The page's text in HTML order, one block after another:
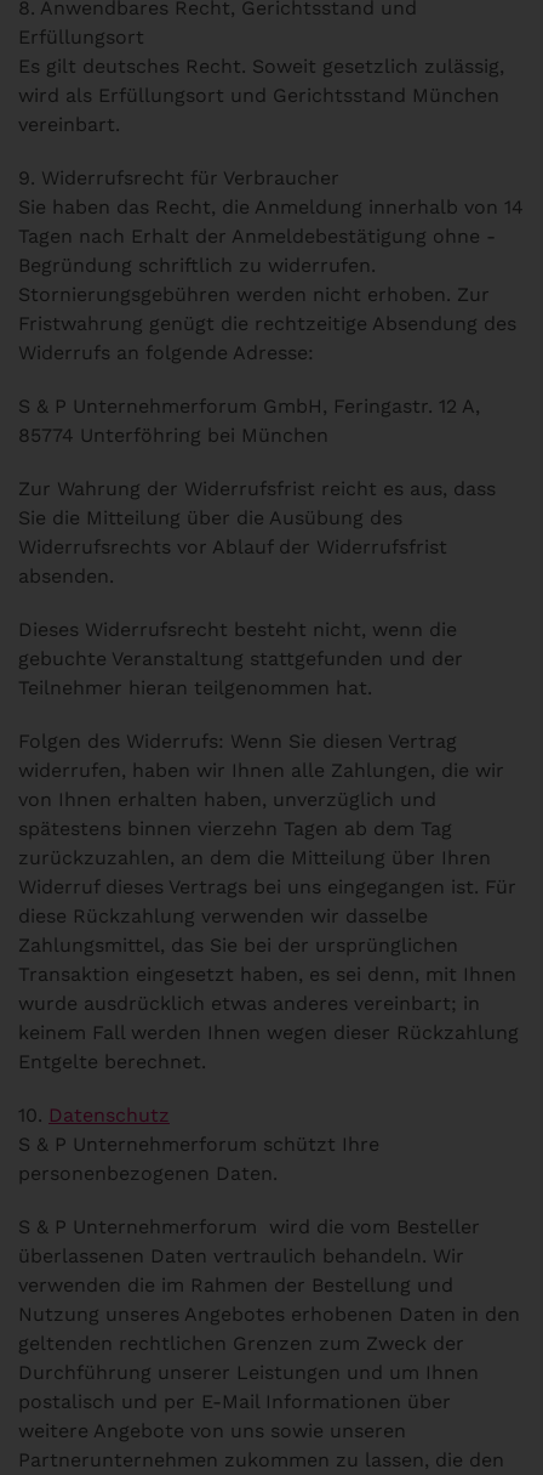
8. Anwendbares Recht, Gerichtsstand und
Erfüllungsort
Es gilt deutsches Recht. Soweit gesetzlich zulässig,
wird als Erfüllungsort und Gerichtsstand München
vereinbart.
9. Widerrufsrecht für Verbraucher
Sie haben das Recht, die Anmeldung innerhalb von 14
Tagen nach Erhalt der Anmeldebestätigung ohne ­
Begründung schriftlich zu widerrufen.
Stornierungsgebühren werden nicht erhoben. Zur
Fristwahrung genügt die rechtzeitige Absendung des
Widerrufs an folgende Adresse:
S & P Unternehmerforum GmbH, Feringastr. 12 A,
85774 Unterföhring bei München
Zur Wahrung der Widerrufsfrist reicht es aus, dass
Sie die Mitteilung über die Ausübung des
Widerrufsrechts vor Ablauf der Widerrufsfrist
absenden.
Dieses Widerrufsrecht besteht nicht, wenn die
gebuchte Veranstaltung stattgefunden und der
Teilnehmer hieran teilgenommen hat.
Folgen des Widerrufs: Wenn Sie diesen Vertrag
widerrufen, haben wir Ihnen alle Zahlungen, die wir
von Ihnen erhalten haben, unverzüglich und
spätestens binnen vierzehn Tagen ab dem Tag
zurückzuzahlen, an dem die Mitteilung über Ihren
Widerruf dieses Vertrags bei uns eingegangen ist. Für
diese Rückzahlung verwenden wir dasselbe
Zahlungsmittel, das Sie bei der ursprünglichen
Transaktion eingesetzt haben, es sei denn, mit Ihnen
wurde ausdrücklich etwas anderes vereinbart; in
keinem Fall werden Ihnen wegen dieser Rückzahlung
Entgelte berechnet.
10. Datenschutz
S & P Unternehmerforum schützt Ihre
personenbezogenen Daten.
S & P Unternehmerforum wird die vom Besteller
überlassenen Daten vertraulich behandeln. Wir
verwenden die im Rahmen der Bestellung und
Nutzung unseres Angebotes erhobenen Daten in den
geltenden rechtlichen Grenzen zum Zweck der
Durchführung unserer Leistungen und um Ihnen
postalisch und per E-Mail Informationen über
weitere Angebote von uns sowie unseren
Partnerunternehmen zukommen zu lassen, die den